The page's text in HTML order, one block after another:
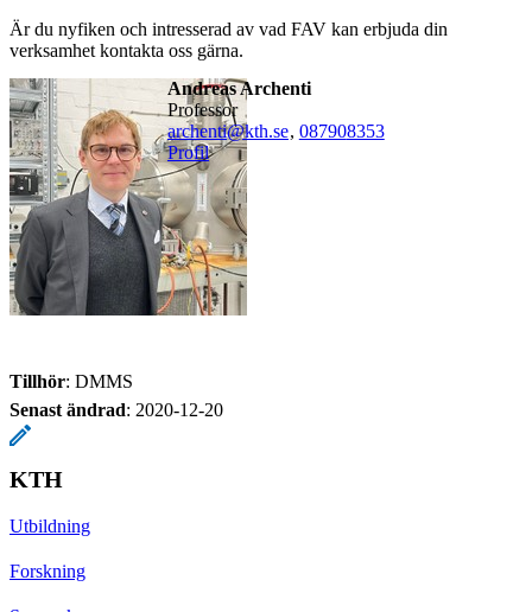
Är du nyfiken och intresserad av vad FAV kan erbjuda din
verksamhet kontakta oss gärna.
Andreas Archenti
professor
archenti@kth.se, 087908353
Profil
Tillhör: DMMS
Senast ändrad: 2020-12-20
KTH
Utbildning
Forskning